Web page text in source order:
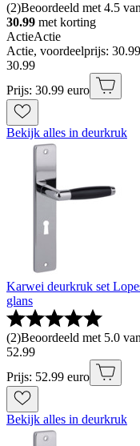
(2)Beoordeeld met 4.5
30.99 met korting
ActieActie
Actie, voordeelprijs:
30.99
Prijs: 30.99 euro
Bekijk alles in deurkruk
Karwei deurkruk set
glans
(2)Beoordeeld met 5.0
52.99
Prijs: 52.99 euro
Bekijk alles in deurkruk